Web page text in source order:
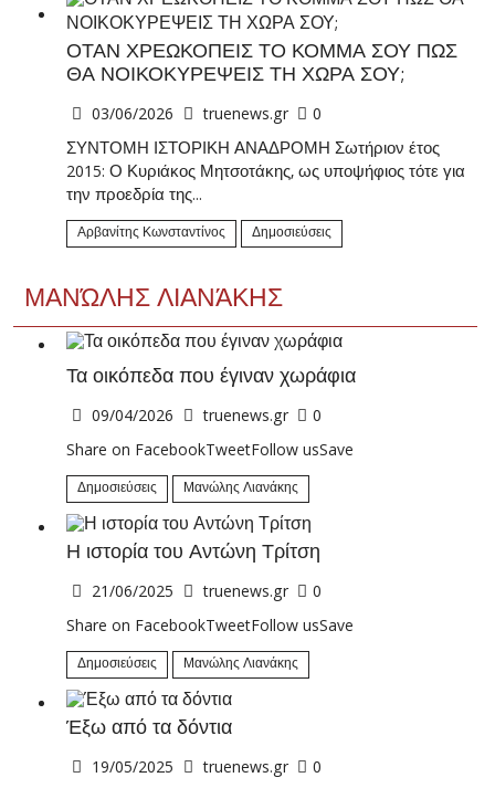
ΟΤΑΝ ΧΡΕΩΚΟΠΕΙΣ ΤΟ ΚΟΜΜΑ ΣΟΥ ΠΩΣ
ΘΑ ΝΟΙΚΟΚΥΡΕΨΕΙΣ ΤΗ ΧΩΡΑ ΣΟΥ;
03/06/2026 truenews.gr
0
ΣΥΝΤΟΜΗ ΙΣΤΟΡΙΚΗ ΑΝΑΔΡΟΜΗ Σωτήριον έτος
2015: Ο Κυριάκος Μητσοτάκης, ως υποψήφιος τότε για
την προεδρία της...
Αρβανίτης Κωνσταντίνος Δημοσιεύσεις
ΜΑΝΏΛΗΣ ΛΙΑΝΆΚΗΣ
Τα οικόπεδα που έγιναν χωράφια
09/04/2026 truenews.gr
0
Share on FacebookTweetFollow usSave
Δημοσιεύσεις Μανώλης Λιανάκης
Η ιστορία του Αντώνη Τρίτση
21/06/2025 truenews.gr
0
Share on FacebookTweetFollow usSave
Δημοσιεύσεις Μανώλης Λιανάκης
Έξω από τα δόντια
19/05/2025 truenews.gr
0